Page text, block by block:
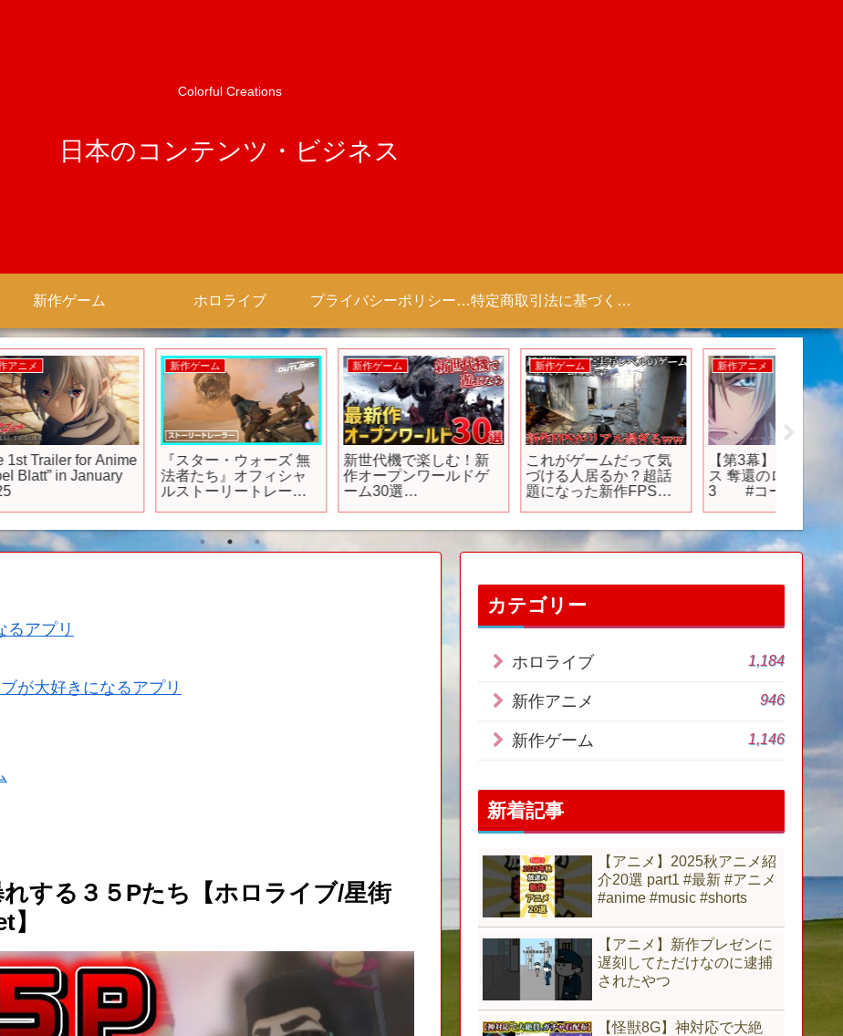
Colorful Creations
日本のコンテンツ・ビジネス
新作ゲーム ホロライブ プライバシーポリシー 【Colorful Creation】 特定商取引法に基づく表記（商取引に関する開示）
新作ゲーム
『スター・ウォーズ 無
法者たち』オフィシャ
ルストーリートレーラ
新作ゲーム
新世代機で楽しむ！新
作オープンワールドゲ
ーム30選
新作ゲーム
これがゲームだって気
づける人居るか？超話
題になった新作FPSが
て怖い＆爆音銃声で鼓
膜終了ｗｗ
新作アニメ
【第3幕】「コードギア
ス 奪還のロゼ」予告
3 #コードギアス
アプリ
が大好きになるアプリ
する３５Pたち【ホロライブ/星街
カテゴリー
ホロライブ 1,184
新作アニメ 946
新作ゲーム 1,146
新着記事
【アニメ】2025秋アニメ紹
介20選 part1 #最新 #アニメ
#anime #music #shorts
【アニメ】新作プレゼンに
遅刻してただけなのに逮捕
されたやつ
【怪獣8G】神対応で大絶